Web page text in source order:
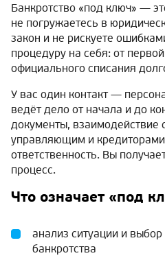
Банкротство «под ключ» —
не погружаетесь в
закон и не рискуете
процедуру на себя: от
официального списания
У вас один контакт —
ведёт дело от начала и до
документы, взаимодействие
управляющим и
ответственность. Вы
процесс.
Что означает «под
анализ ситуации и
банкротства